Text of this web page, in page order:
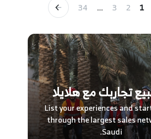
1
2
3
...
34
تجاربك مع هلايلا
List your experiences and
through the largest sales
Saudi.